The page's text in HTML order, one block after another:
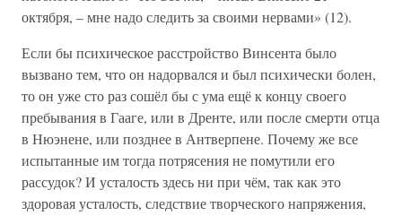
октября, – мне надо следить за своими нервами» (12).
Если бы психическое расстройство Винсента было
вызвано тем, что он надорвался и был психически болен,
то он уже сто раз сошёл бы с ума ещё к концу своего
пребывания в Гааге, или в Дренте, или после смерти отца
в Нюэнене, или позднее в Антверпене. Почему же все
испытанные им тогда потрясения не помутили его
рассудок? И усталость здесь ни при чём, так как это
здоровая усталость, следствие творческого напряжения,